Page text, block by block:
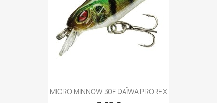
MICRO MINNOW 30F DAÏWA PROREX